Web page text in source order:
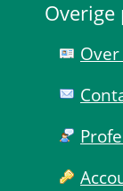
Overige